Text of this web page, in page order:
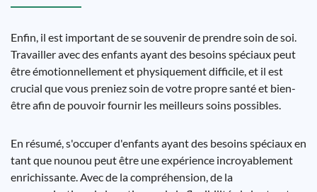
Enfin, il est important de se souvenir de prendre soin de soi.
Travailler avec des enfants ayant des besoins spéciaux peut
être émotionnellement et physiquement difficile, et il est
crucial que vous preniez soin de votre propre santé et bien-
être afin de pouvoir fournir les meilleurs soins possibles.
En résumé, s'occuper d'enfants ayant des besoins spéciaux en
tant que nounou peut être une expérience incroyablement
enrichissante. Avec de la compréhension, de la